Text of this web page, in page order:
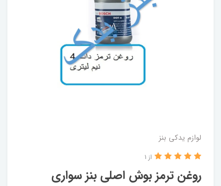
لوازم یدکی بنز
روغن ترمز بوش اصلی بنز سواری
از 1